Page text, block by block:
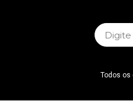
Todos os